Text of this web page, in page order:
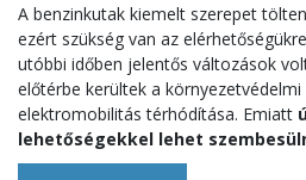
A benzinkutak kiemelt szerepet
ezért szükség van az
utóbbi időben jelentős változások
előtérbe kerültek a
elektromobilitás térhódítása. Emiatt
lehetőségekkel lehet